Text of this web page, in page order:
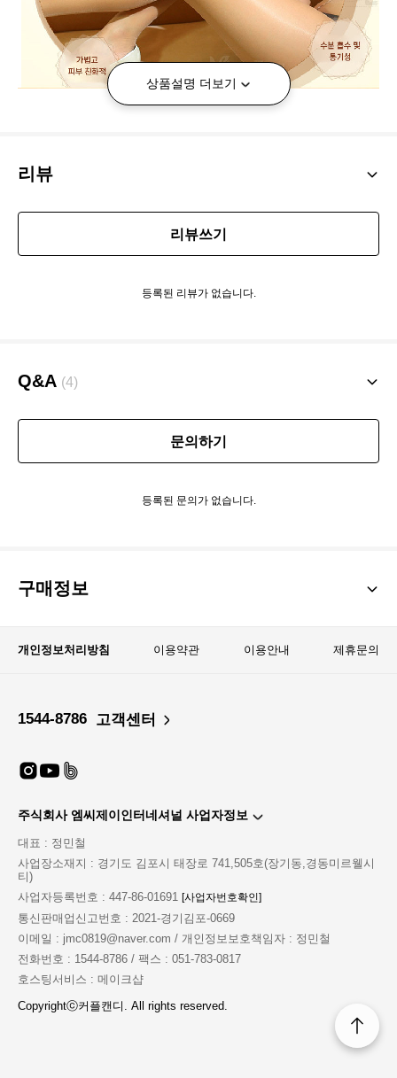
상품설명 더보기
리뷰
리뷰쓰기
등록된 리뷰가 없습니다.
Q&A (4)
문의하기
등록된 문의가 없습니다.
구매정보
개인정보처리방침 이용약관 이용안내 제휴문의
1544-8786 고객센터
주식회사 엠씨제이인터네셔널 사업자정보
대표 : 정민철
사업장소재지 : 경기도 김포시 태장로 741,505호(장기동,경동미르웰시
티)
사업자등록번호 : 447-86-01691 [사업자번호확인]
통신판매업신고번호 : 2021-경기김포-0669
이메일 : jmc0819@naver.com / 개인정보보호책임자 : 정민철
전화번호 : 1544-8786 / 팩스 : 051-783-0817
호스팅서비스 : 메이크샵
Copyrightⓒ커플캔디. All rights reserved.